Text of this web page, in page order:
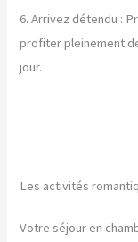
6. Arrivez détendu :
profiter pleinement
jour.
Les activités
Votre séjour en